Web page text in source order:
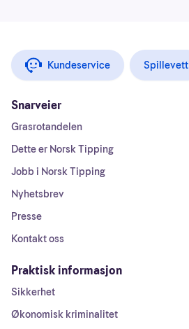
Kundeservice Spillevett
Snarveier
Grasrotandelen
Dette er Norsk Tipping
Jobb i Norsk Tipping
Nyhetsbrev
Presse
Kontakt oss
Praktisk informasjon
Sikkerhet
Økonomisk kriminalitet